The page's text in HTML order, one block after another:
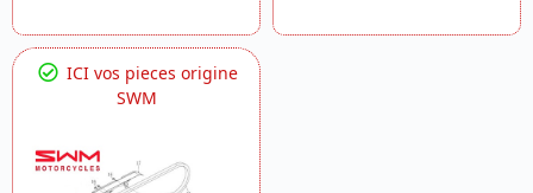
ICI vos pieces origine
SWM